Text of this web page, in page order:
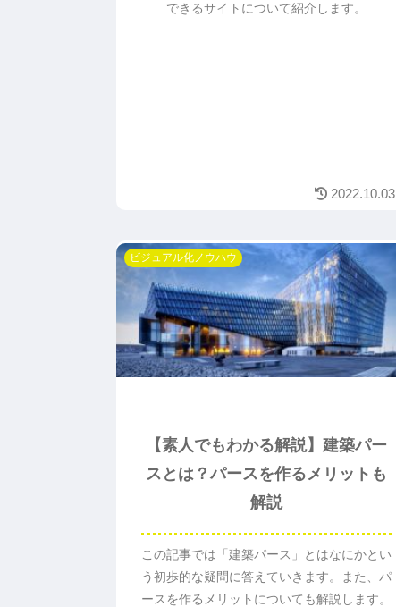
できるサイトについて紹介します。
2022.10.03
ビジュアル化ノウハウ
【素人でもわかる解説】建築パー
スとは？パースを作るメリットも
解説
この記事では「建築パース」とはなにかとい
う初歩的な疑問に答えていきます。また、パ
ースを作るメリットについても解説します。